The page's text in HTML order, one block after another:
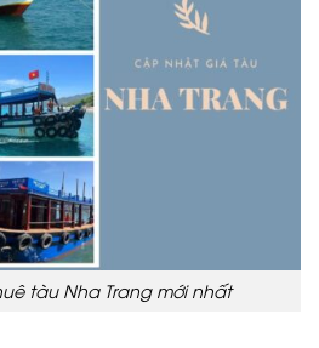
tàu Nha Trang mới nhất